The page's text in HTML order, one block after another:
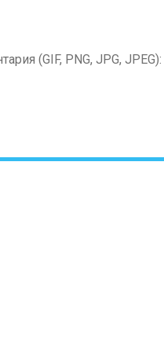
(GIF, PNG, JPG, JPEG):